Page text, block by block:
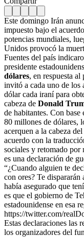
Este domingo Irán
impuesto bajo el
potencias mundiales,
Unidos provocó la
Fuentes del país
presidente
dólares, en respuesta
invitó a cada uno de los
dólar cada iraní para
cabeza de Donald
de habitantes. Con
80 millones de dólares,
acerquen a la cabeza
acuerdo con la
sociales y retomado
es una declaración de
“¿Cuando alguien te
con ores? Te
había asegurado que
es que el gobierno de
estadounidense en esa
https://twitter.com/
Estas declaraciones las
los organizadores del